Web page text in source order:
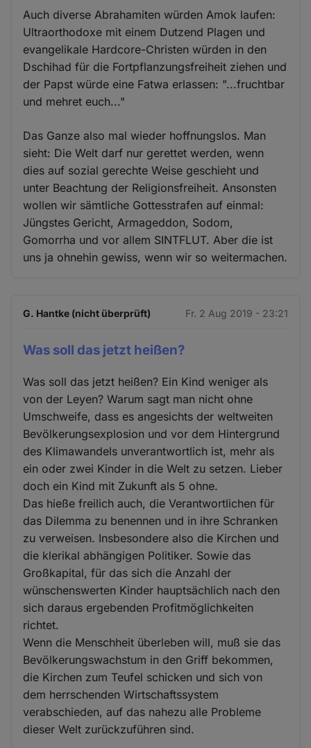
Auch diverse Abrahamiten würden Amok laufen:
Ultraorthodoxe mit einem Dutzend Plagen und
evangelikale Hardcore-Christen würden in den
Dschihad für die Fortpflanzungsfreiheit ziehen und
der Papst würde eine Fatwa erlassen: "...fruchtbar
und mehret euch..."
Das Ganze also mal wieder hoffnungslos. Man
sieht: Die Welt darf nur gerettet werden, wenn
dies auf sozial gerechte Weise geschieht und
unter Beachtung der Religionsfreiheit. Ansonsten
wollen wir sämtliche Gottesstrafen auf einmal:
Jüngstes Gericht, Armageddon, Sodom,
Gomorrha und vor allem SINTFLUT. Aber die ist
uns ja ohnehin gewiss, wenn wir so weitermachen.
G. Hantke (nicht überprüft) Fr. 2 Aug 2019 - 23:21
Was soll das jetzt heißen?
Was soll das jetzt heißen? Ein Kind weniger als
von der Leyen? Warum sagt man nicht ohne
Umschweife, dass es angesichts der weltweiten
Bevölkerungsexplosion und vor dem Hintergrund
des Klimawandels unverantwortlich ist, mehr als
ein oder zwei Kinder in die Welt zu setzen. Lieber
doch ein Kind mit Zukunft als 5 ohne.
Das hieße freilich auch, die Verantwortlichen für
das Dilemma zu benennen und in ihre Schranken
zu verweisen. Insbesondere also die Kirchen und
die klerikal abhängigen Politiker. Sowie das
Großkapital, für das sich die Anzahl der
wünschenswerten Kinder hauptsächlich nach den
sich daraus ergebenden Profitmöglichkeiten
richtet.
Wenn die Menschheit überleben will, muß sie das
Bevölkerungswachstum in den Griff bekommen,
die Kirchen zum Teufel schicken und sich von
dem herrschenden Wirtschaftssystem
verabschieden, auf das nahezu alle Probleme
dieser Welt zurückzuführen sind.